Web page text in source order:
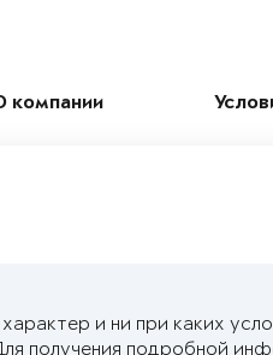
компании
и ни при каких
получения подробной